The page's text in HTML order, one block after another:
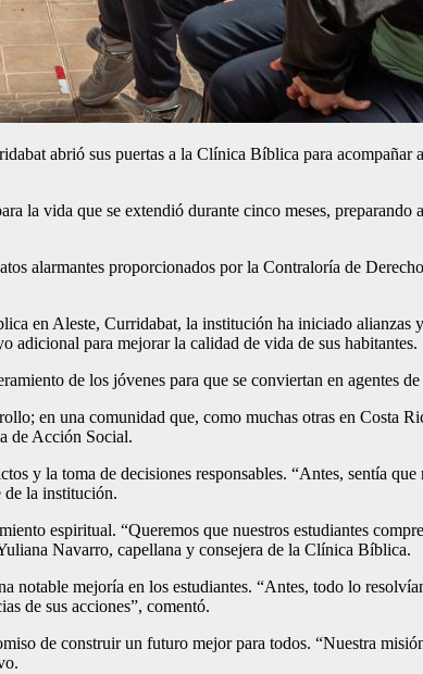
abrió sus puertas a la Clínica Bíblica para acompañar
vida que se extendió durante cinco meses, preparando
alarmantes proporcionados por la Contraloría de
en Aleste, Curridabat, la institución ha iniciado
adicional para mejorar la calidad de vida de sus habitantes.
de los jóvenes para que se conviertan en agentes
en una comunidad que, como muchas otras en Costa
de Acción Social.
y la toma de decisiones responsables. “Antes, sentía
de la institución.
espiritual. “Queremos que nuestros estudiantes
Navarro, capellana y consejera de la Clínica Bíblica.
mejoría en los estudiantes. “Antes, todo lo
de sus acciones”, comentó.
de construir un futuro mejor para todos. “Nuestra